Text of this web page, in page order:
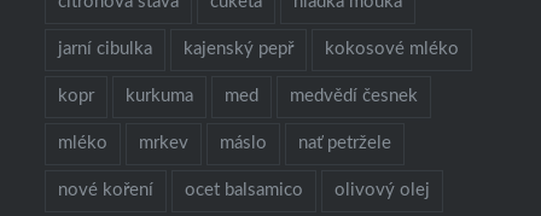
jarní cibulka kajenský pepř kokosové mléko
kopr kurkuma med medvědí česnek
mléko mrkev máslo nať petržele
nové koření ocet balsamico olivový olej